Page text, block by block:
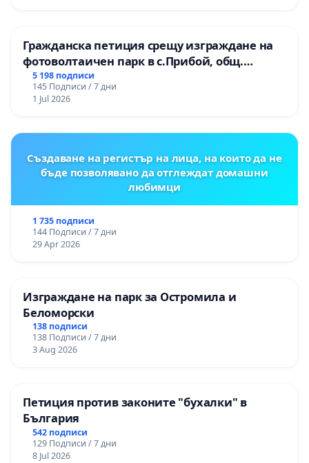
Гражданска петиция срещу изграждане на
фотоволтаичен парк в с.Прибой, общ.
Радомир
5 198 подписи
145 Подписи / 7 дни
1 Jul 2026
Създаване на регистър на лица, на които да не
бъде позволявано да отглеждат домашни
любимци
1 735 подписи
144 Подписи / 7 дни
29 Apr 2026
Изграждане на парк за Остромила и
Беломорски
138 подписи
138 Подписи / 7 дни
3 Aug 2026
Петиция против законите "бухалки" в
България
542 подписи
129 Подписи / 7 дни
8 Jul 2026